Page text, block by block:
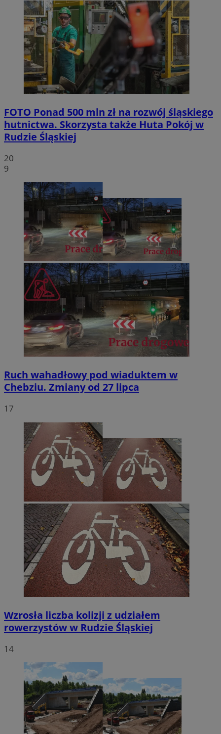
FOTO Ponad 500 mln zł na rozwój śląskiego
hutnictwa. Skorzysta także Huta Pokój w
Rudzie Śląskiej
20
9
Ruch wahadłowy pod wiaduktem w
Chebziu. Zmiany od 27 lipca
17
Wzrosła liczba kolizji z udziałem
rowerzystów w Rudzie Śląskiej
14